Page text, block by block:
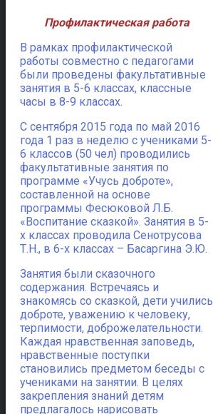
Профилактическая работа
В рамках профилактической
работы совместно с педагогами
были проведены факультативные
занятия в 5-6 классах, классные
часы в 8-9 классах.
С сентября 2015 года по май 2016
года 1 раз в неделю с учениками 5-
6 классов (50 чел) проводились
факультативные занятия по
программе «Учусь доброте»,
составленной на основе
программы Фесюковой Л.Б.
«Воспитание сказкой». Занятия в 5-
х классах проводила Сенотрусова
Т.Н., в 6-х классах – Басаргина Э.Ю.
Занятия были сказочного
содержания. Встречаясь и
знакомясь со сказкой, дети учились
доброте, уважению к человеку,
терпимости, доброжелательности.
Каждая нравственная заповедь,
нравственные поступки
становились предметом беседы с
учениками на занятии. В целях
закрепления знаний детям
предлагалось нарисовать